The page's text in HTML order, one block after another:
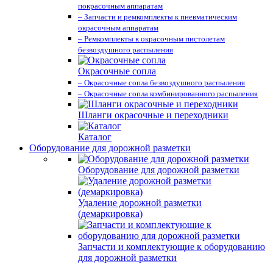
покрасочным аппаратам
– Запчасти и ремкомплекты к пневматическим
окрасочным аппаратам
– Ремкомплекты к окрасочным пистолетам
безвоздушного распыления
Окрасочные сопла
– Окрасочные сопла безвоздушного распыления
– Окрасочные сопла комбинированного распыления
Шланги окрасочные и переходники
Каталог
Оборудование для дорожной разметки
Оборудование для дорожной разметки
Удаление дорожной разметки
(демаркировка)
Запчасти и комплектующие к оборудованию
для дорожной разметки